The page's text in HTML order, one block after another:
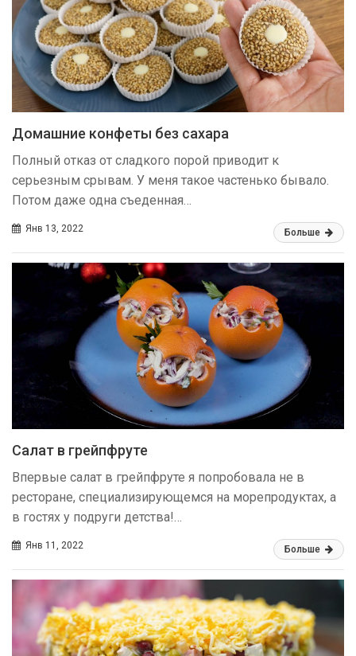
Домашние конфеты без сахара
Полный отказ от сладкого порой приводит к
серьезным срывам. У меня такое частенько бывало.
Потом даже одна съеденная…
Янв 13, 2022 Больше
Салат в грейпфруте
Впервые салат в грейпфруте я попробовала не в
ресторане, специализирующемся на морепродуктах, а
в гостях у подруги детства!…
Янв 11, 2022 Больше